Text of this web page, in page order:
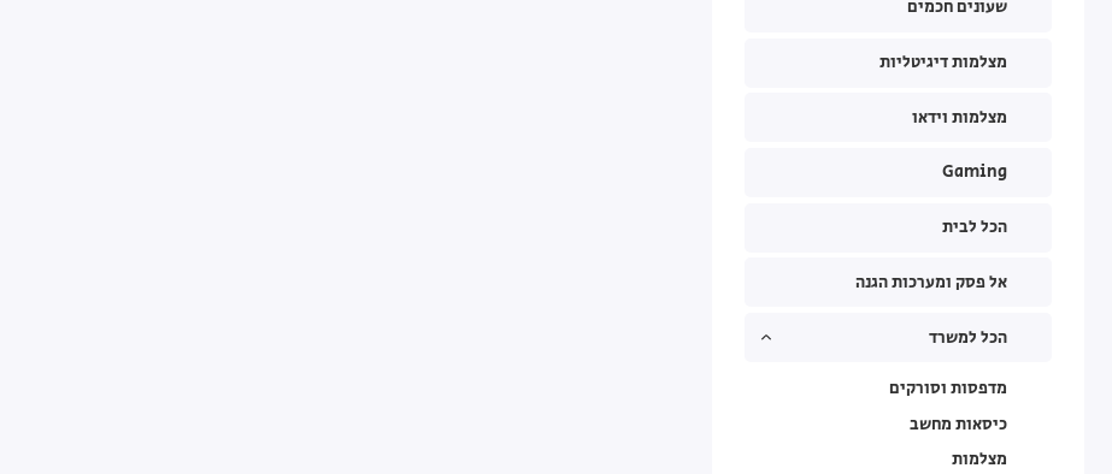
שעונים חכמים
מצלמות דיגיטליות
מצלמות וידאו
Gaming
הכל לבית
אל פסק ומערכות הגנה
הכל למשרד
מדפסות וסורקים
כיסאות מחשב
מצלמות